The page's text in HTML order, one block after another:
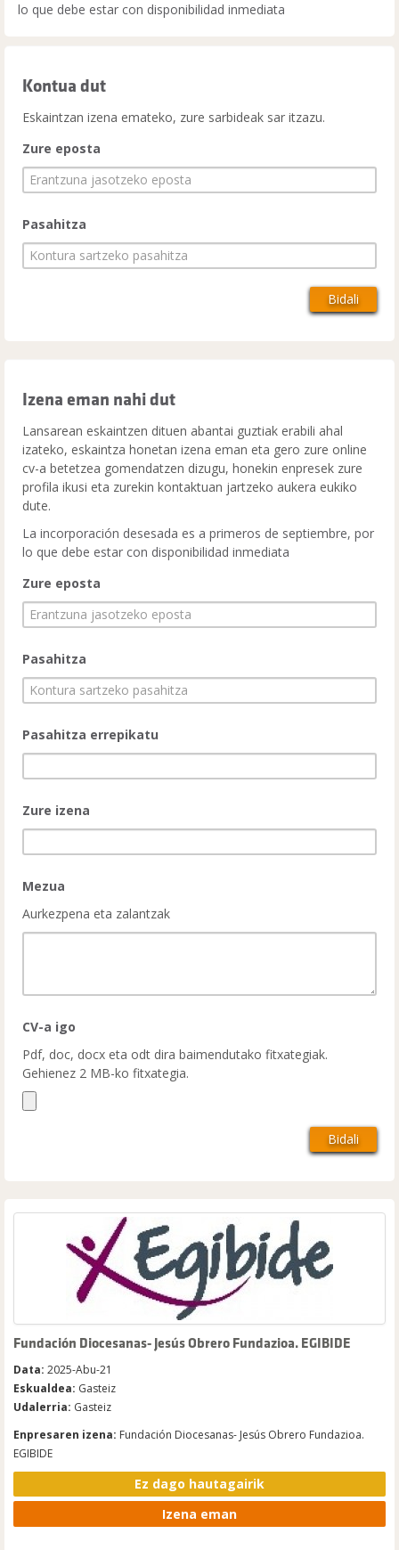
lo que debe estar con disponibilidad inmediata
Kontua dut
Eskaintzan izena emateko, zure sarbideak sar itzazu.
Zure eposta
Pasahitza
Izena eman nahi dut
Lansarean eskaintzen dituen abantai guztiak erabili ahal
izateko, eskaintza honetan izena eman eta gero zure online
cv-a betetzea gomendatzen dizugu, honekin enpresek zure
profila ikusi eta zurekin kontaktuan jartzeko aukera eukiko
dute.
La incorporación desesada es a primeros de septiembre, por
lo que debe estar con disponibilidad inmediata
Zure eposta
Pasahitza
Pasahitza errepikatu
Zure izena
Mezua
Aurkezpena eta zalantzak
CV-a igo
Pdf, doc, docx eta odt dira baimendutako fitxategiak.
Gehienez 2 MB-ko fitxategia.
Fundación Diocesanas- Jesús Obrero Fundazioa. EGIBIDE
Data: 2025-Abu-21
Eskualdea: Gasteiz
Udalerria: Gasteiz
Enpresaren izena: Fundación Diocesanas- Jesús Obrero Fundazioa.
EGIBIDE
Ez dago hautagairik
Izena eman